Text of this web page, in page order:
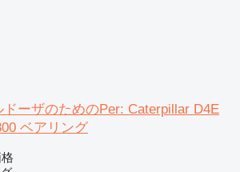
ーザのためのPer: Caterpillar D4E
ベアリング